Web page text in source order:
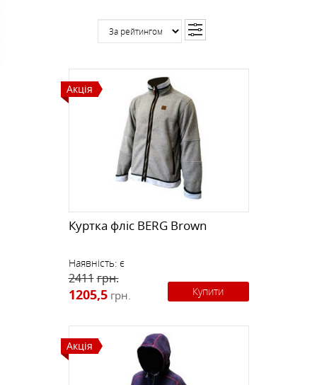
Акція
Куртка фліс BERG Brown
Наявність: є
2411грн.
1205,5 грн. Купити
Акція